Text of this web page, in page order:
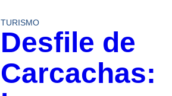
TURISMO
Desfile de
Carcachas: